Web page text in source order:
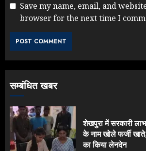
Save my name, email, and
browser for the next time I
सम्बंधित खबर
शेखपुरा में सरकारी
के नाम खोले फर्जी
का किया लेनदेन